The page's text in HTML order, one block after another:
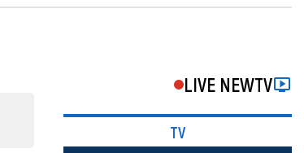
LIVE NEWTV
TV